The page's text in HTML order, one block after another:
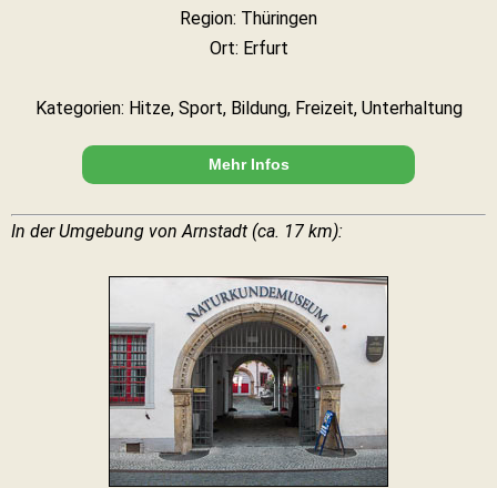
Region: Thüringen
Ort: Erfurt
Kategorien: Hitze, Sport, Bildung, Freizeit, Unterhaltung
Mehr Infos
In der Umgebung von Arnstadt (ca. 17 km):